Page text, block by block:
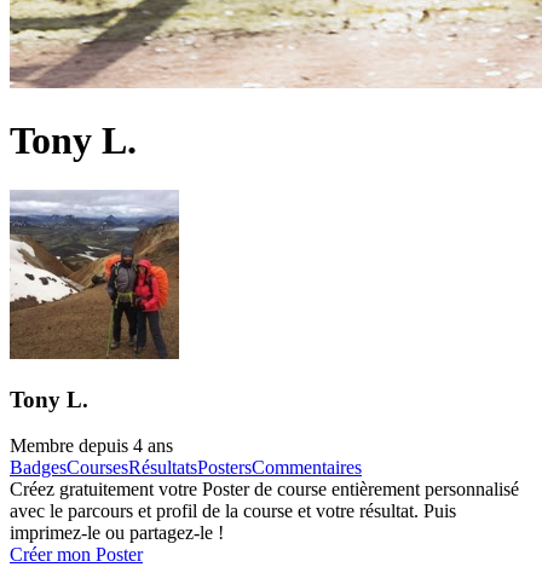
Tony L.
Tony L.
Membre depuis 4 ans
BadgesCoursesRésultatsPostersCommentaires
Créez gratuitement votre Poster de course entièrement personnalisé
avec le parcours et profil de la course et votre résultat. Puis
imprimez-le ou partagez-le !
Créer mon Poster